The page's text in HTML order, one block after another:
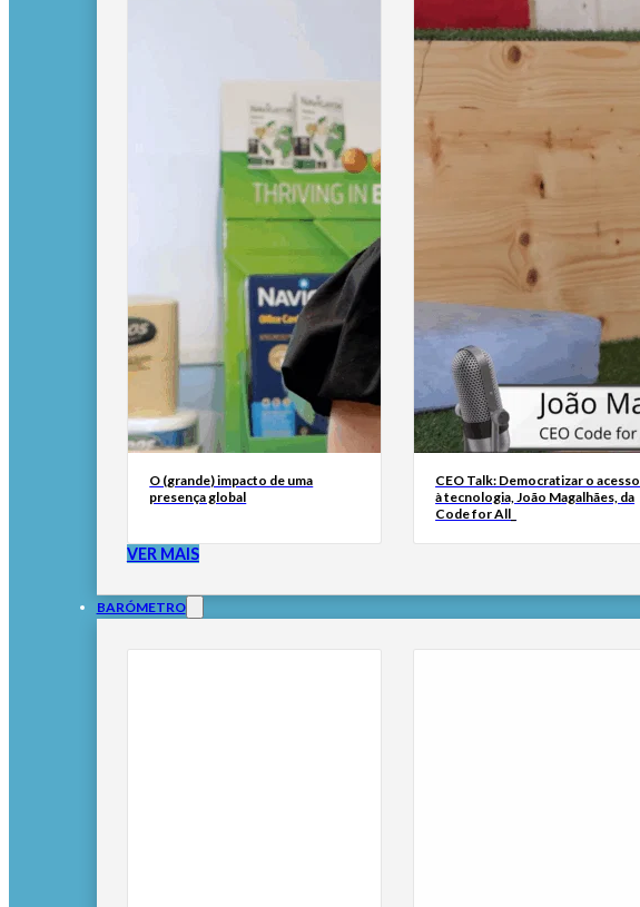
O (grande) impacto de uma
presença global
CEO Talk: Democratizar o acesso
à tecnologia, João Magalhães, da
Code for All_
VER MAIS
BARÓMETRO